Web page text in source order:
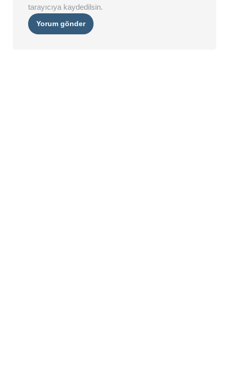
tarayıcıya kaydedilsin.